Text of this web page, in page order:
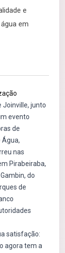
e
em
Joinville, junto
evento
de
nas
Pirabeiraba,
do
de
satisfação:
agora tem a